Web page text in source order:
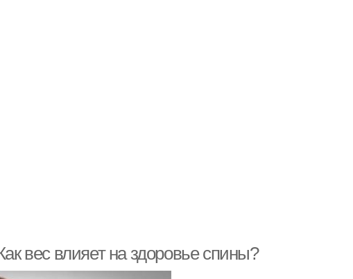
вес влияет на здоровье спины?